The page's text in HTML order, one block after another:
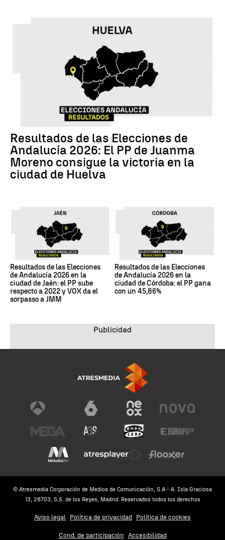
Resultados de las Elecciones de
Andalucía 2026: El PP de Juanma
Moreno consigue la victoria en la
ciudad de Huelva
Resultados de las Elecciones
de Andalucía 2026 en la
ciudad de Jaén: el PP sube
respecto a 2022 y VOX da el
sorpasso a JMM
Resultados de las Elecciones
de Andalucía 2026 en la
ciudad de Córdoba: el PP gana
con un 45,86%
© Atresmedia Corporación de Medios de Comunicación, S.A - A. Isla Graciosa
13, 28703, S.S. de los Reyes, Madrid. Reservados todos los derechos
Aviso legal Política de privacidad Política de cookies
Cond. de participación Accesibilidad